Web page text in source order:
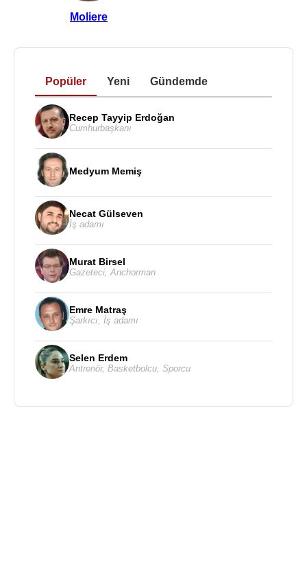
Moliere
Popüler Yeni Gündemde
Recep Tayyip Erdoğan
Cumhurbaşkanı
Medyum Memiş
Necat Gülseven
İş adamı
Murat Birsel
Gazeteci,Anchorman
Emre Matraş
Şarkıcı, İş adamı
Selen Erdem
Antrenör, Basketbolcu, Sporcu